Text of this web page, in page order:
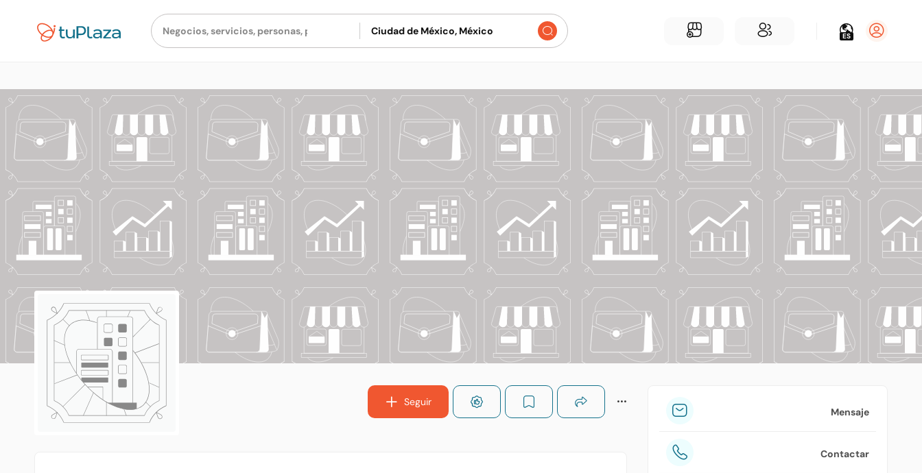
ES
Seguir
Mensaje
Contactar
Para Negocios
Añadir un negocio
Encuentre empresas cerca de ti
Comunidad
Encuentra personas cerca de ti
tuPlaza
Acerca de nosotros